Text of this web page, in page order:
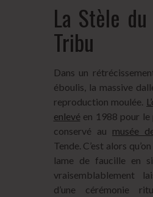
La Stèle
Tribu
Dans un
éboulis, la massive
reproduction moulée.
enlevé en 1988 pour
conservé au musée
Tende. C’est alors
lame de faucille en
vraisemblablement
d’une cérémonie